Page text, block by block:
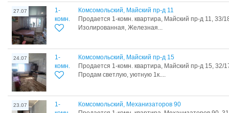
27.07
1-
комн.
Комсомольский, Майский пр-д 11
Продается 1-комн. квартира, Майский пр-д 11, 33/
Изолированная, Железная...
24.07
1-
комн.
Комсомольский, Майский пр-д 15
Продается 1-комн. квартира, Майский пр-д 15, 32/
Продам светлую, уютную 1к....
23.07
1-
Комсомольский, Механизаторов 90